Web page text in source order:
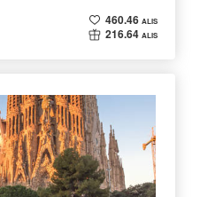
460.46 ALIS
216.64 ALIS